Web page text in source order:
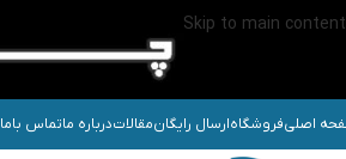
Skip to main content
اصلیفروشگاهارسال رایگانمقالاتدرباره ماتماس باما